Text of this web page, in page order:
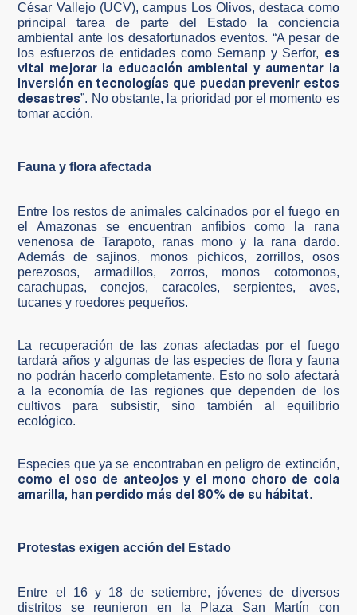
César Vallejo (UCV), campus Los Olivos, destaca como
principal tarea de parte del Estado la conciencia
ambiental ante los desafortunados eventos. “A pesar de
los esfuerzos de entidades como Sernanp y Serfor, es
vital mejorar la educación ambiental y aumentar la
inversión en tecnologías que puedan prevenir estos
desastres”. No obstante, la prioridad por el momento es
tomar acción.
Fauna y flora afectada
Entre los restos de animales calcinados por el fuego en
el Amazonas se encuentran anfibios como la rana
venenosa de Tarapoto, ranas mono y la rana dardo.
Además de sajinos, monos pichicos, zorrillos, osos
perezosos, armadillos, zorros, monos cotomonos,
carachupas, conejos, caracoles, serpientes, aves,
tucanes y roedores pequeños.
La recuperación de las zonas afectadas por el fuego
tardará años y algunas de las especies de flora y fauna
no podrán hacerlo completamente. Esto no solo afectará
a la economía de las regiones que dependen de los
cultivos para subsistir, sino también al equilibrio
ecológico.
Especies que ya se encontraban en peligro de extinción,
como el oso de anteojos y el mono choro de cola
amarilla, han perdido más del 80% de su hábitat.
Protestas exigen acción del Estado
Entre el 16 y 18 de setiembre, jóvenes de diversos
distritos se reunieron en la Plaza San Martín con